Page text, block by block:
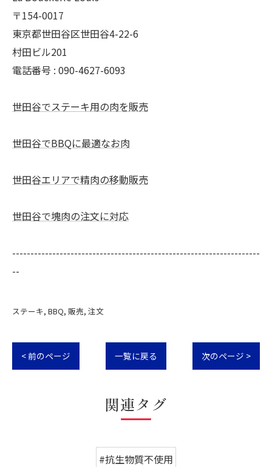
〒154-0017
東京都世田谷区世田谷4-22-6
村田ビル201
電話番号 : 090-4627-6093
世田谷でステーキ用の肉を販売
世田谷でBBQに最適なお肉
世田谷エリアで精肉の移動販売
世田谷で塊肉の注文に対応
--------------------------------------------------------------------
--
ステーキ BBQ 販売 注文
< 前のページ 一覧に戻る 次のページ >
関連タグ
#抗生物質不使用